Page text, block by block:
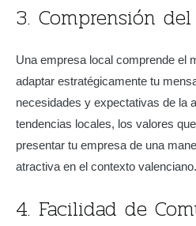
3. Comprensión
Una empresa local comprende el
adaptar estratégicamente tu
necesidades y expectativas de la
tendencias locales, los valores
presentar tu empresa de una
atractiva en el contexto valenciano.
4. Facilidad de